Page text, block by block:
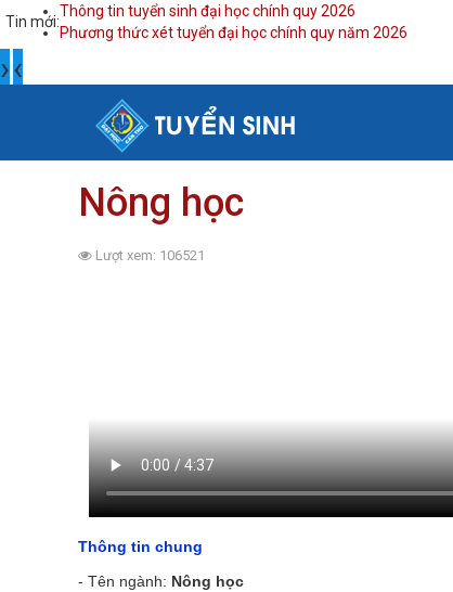
Tin mới:
Thông tin tuyển sinh đại học chính quy 2026
Phương thức xét tuyển đại học chính quy năm 2026
›‹
Nông học
Lượt xem: 106521
Thông tin chung
- Tên ngành: Nông học